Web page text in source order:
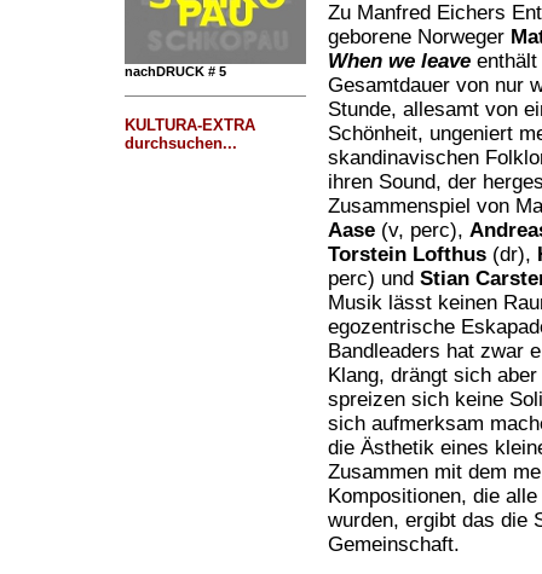
nachDRUCK # 5
KULTURA-EXTRA
durchsuchen...
Zu Manfred Eichers
geborene Norweger
When we leaveenthält
Gesamtdauer von nur
Stunde, allesamt von
Schönheit, ungeniert
skandinavischen
ihren Sound, der
Zusammenspiel von
Aase(v, perc),
Torstein Lofthus(dr),
perc) und Stian
Musik lässt keinen
egozentrische
Bandleaders hat zwar
Klang, drängt sich
spreizen sich keine
sich aufmerksam
die Ästhetik eines
Zusammen mit dem
Kompositionen, die
wurden, ergibt das die
Gemeinschaft.